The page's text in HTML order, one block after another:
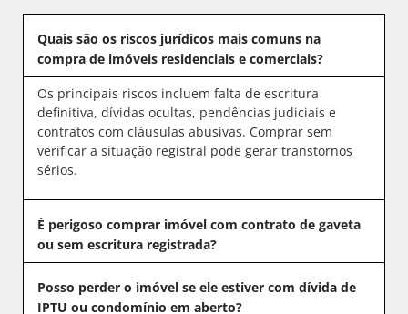
Quais são os riscos jurídicos mais comuns na
compra de imóveis residenciais e comerciais?
Os principais riscos incluem falta de escritura
definitiva, dívidas ocultas, pendências judiciais e
contratos com cláusulas abusivas. Comprar sem
verificar a situação registral pode gerar transtornos
sérios.
É perigoso comprar imóvel com contrato de gaveta
ou sem escritura registrada?
Posso perder o imóvel se ele estiver com dívida de
IPTU ou condomínio em aberto?